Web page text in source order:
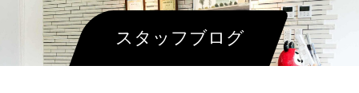
スタッフブログ